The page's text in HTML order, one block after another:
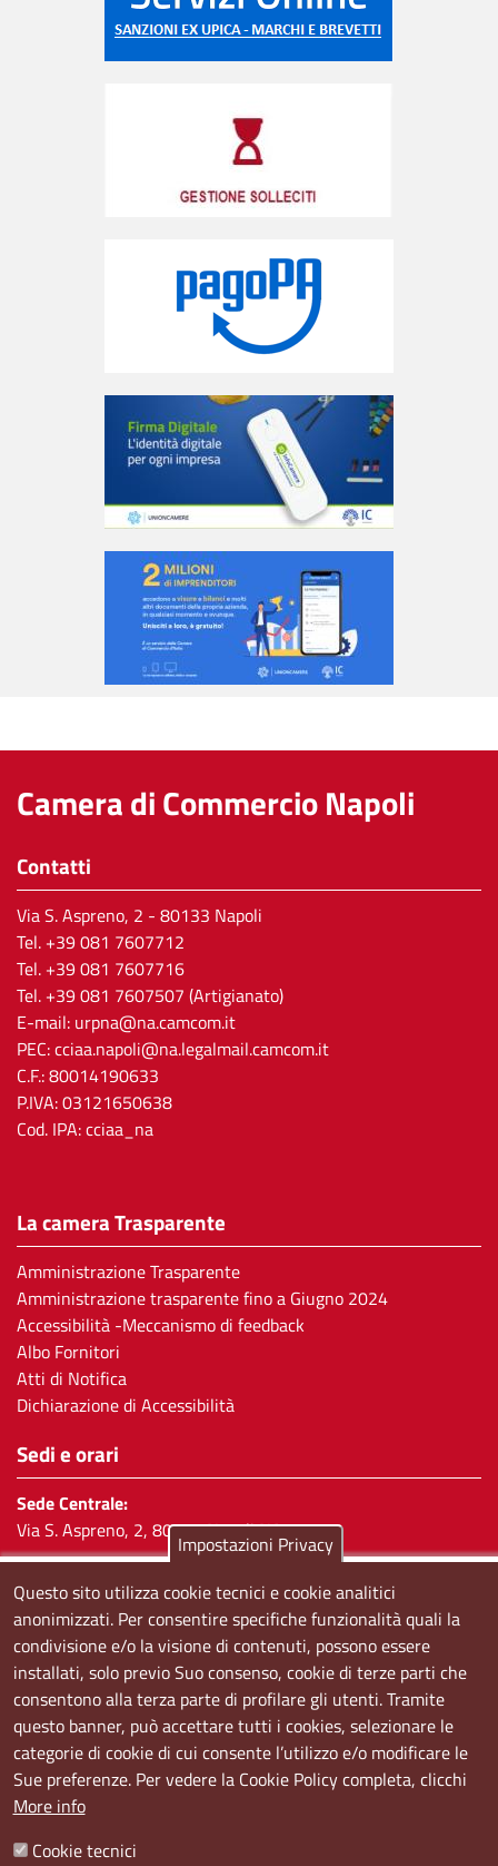
Camera di Commercio Napoli
Contatti
Via S. Aspreno, 2 - 80133 Napoli
Tel. +39 081 7607712
Tel. +39 081 7607716
Tel. +39 081 7607507 (Artigianato)
E-mail: urpna@na.camcom.it
PEC:cciaa.napoli@na.legalmail.camcom.it
C.F.: 80014190633
P.IVA: 03121650638
Cod. IPA: cciaa_na
La camera Trasparente
Amministrazione Trasparente
Amministrazione trasparente fino a Giugno 2024
Accessibilità -Meccanismo di feedback
Albo Fornitori
Atti di Notifica
Dichiarazione di Accessibilità
Sedi e orari
Sede Centrale:
Via S. Aspreno, 2, 80133 Napoli NA
Corso Meridionale, 58 80143 Napoli NA
Orari
Dal lunedi al giovedì dalle ore 8.50 alle ore 12.00
Il venerdì dalle ore 8.50 alle ore 11.00
Social
Impostazioni Privacy
Questo sito utilizza cookie tecnici e cookie analitici
anonimizzati. Per consentire specifiche funzionalità quali la
condivisione e/o la visione di contenuti, possono essere
installati, solo previo Suo consenso, cookie di terze parti che
consentono alla terza parte di profilare gli utenti. Tramite
questo banner, può accettare tutti i cookies, selezionare le
categorie di cookie di cui consente l’utilizzo e/o modificare le
Sue preferenze. Per vedere la Cookie Policy completa, clicchi
More info
Cookie tecnici